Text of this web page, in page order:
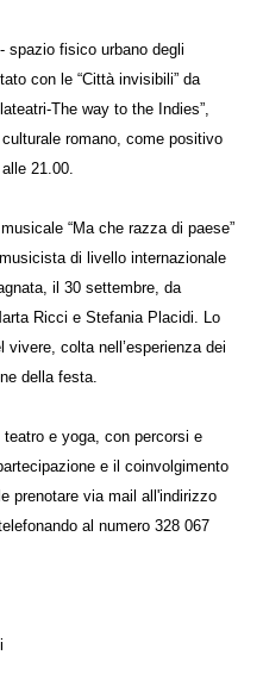
spazio fisico urbano degli
con le “Città invisibili” da
The way to the Indies”,
romano, come positivo
21.00.
“Ma che razza di paese”
di livello internazionale
il 30 settembre, da
Ricci e Stefania Placidi. Lo
colta nell’esperienza dei
della festa.
e yoga, con percorsi e
e il coinvolgimento
prenotare via mail all'indirizzo
al numero 328 067